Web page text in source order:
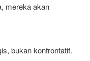
mereka akan
bukan konfrontatif.